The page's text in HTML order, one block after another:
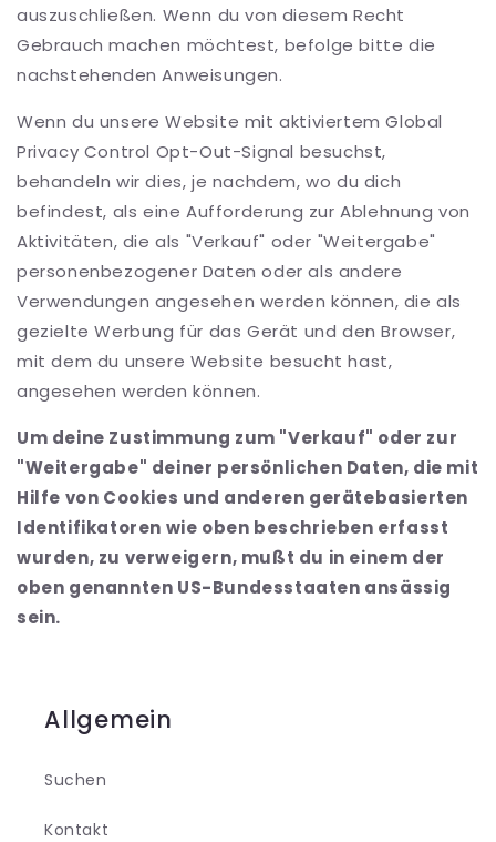
auszuschließen. Wenn du von diesem Recht
Gebrauch machen möchtest, befolge bitte die
nachstehenden Anweisungen.
Wenn du unsere Website mit aktiviertem Global
Privacy Control Opt-Out-Signal besuchst,
behandeln wir dies, je nachdem, wo du dich
befindest, als eine Aufforderung zur Ablehnung von
Aktivitäten, die als "Verkauf" oder "Weitergabe"
personenbezogener Daten oder als andere
Verwendungen angesehen werden können, die als
gezielte Werbung für das Gerät und den Browser,
mit dem du unsere Website besucht hast,
angesehen werden können.
Um deine Zustimmung zum "Verkauf" oder zur
"Weitergabe" deiner persönlichen Daten, die mit
Hilfe von Cookies und anderen gerätebasierten
Identifikatoren wie oben beschrieben erfasst
wurden, zu verweigern, mußt du in einem der
oben genannten US-Bundesstaaten ansässig
sein.
Allgemein
Suchen
Kontakt